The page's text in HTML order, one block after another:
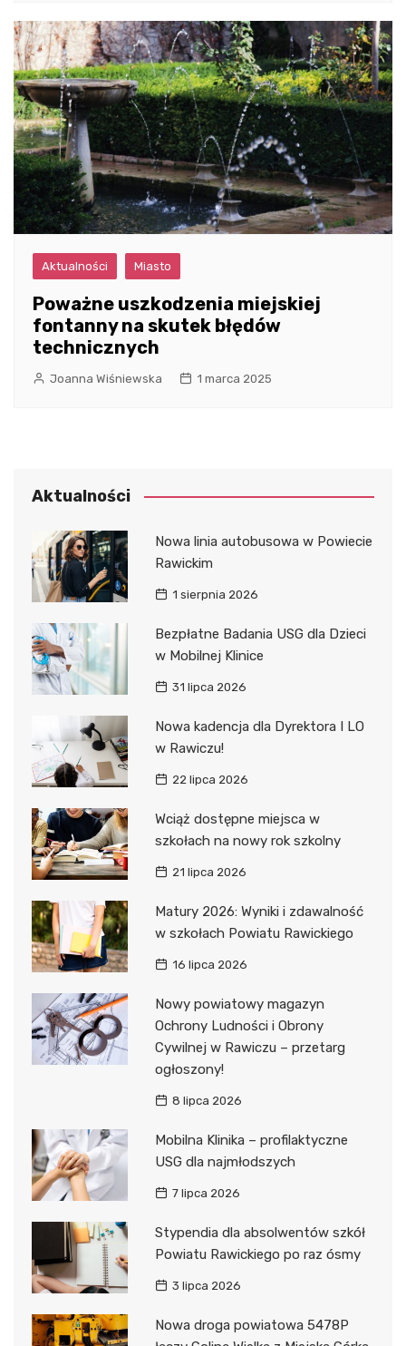
Aktualności Miasto
Poważne uszkodzenia miejskiej
fontanny na skutek błędów
technicznych
Joanna Wiśniewska 1 marca 2025
Aktualności
Nowa linia autobusowa w Powiecie
Rawickim
1 sierpnia 2026
Bezpłatne Badania USG dla Dzieci
w Mobilnej Klinice
31 lipca 2026
Nowa kadencja dla Dyrektora I LO
w Rawiczu!
22 lipca 2026
Wciąż dostępne miejsca w
szkołach na nowy rok szkolny
21 lipca 2026
Matury 2026: Wyniki i zdawalność
w szkołach Powiatu Rawickiego
16 lipca 2026
Nowy powiatowy magazyn
Ochrony Ludności i Obrony
Cywilnej w Rawiczu – przetarg
ogłoszony!
8 lipca 2026
Mobilna Klinika – profilaktyczne
USG dla najmłodszych
7 lipca 2026
Stypendia dla absolwentów szkół
Powiatu Rawickiego po raz ósmy
3 lipca 2026
Nowa droga powiatowa 5478P